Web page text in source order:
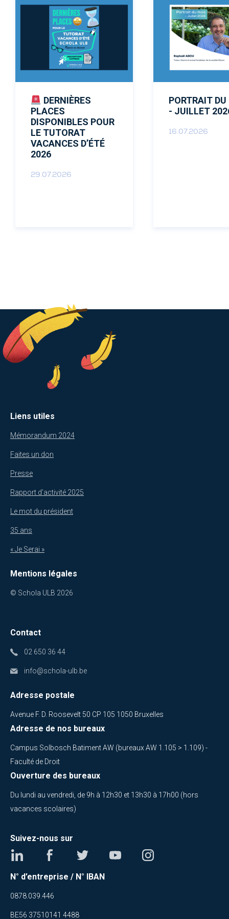
Donateurs
ACTUALITÉS
CONTACT
NOUS SOUTENIR
DERNIÈRES
PLACES
DISPONIBLES POUR
LE TUTORAT
VACANCES D’ÉTÉ
2026
29.07.2026
PORTRAIT
- JUILLET
16.07.2026
Liens utiles
Mémorandum 2024
Faites un don
Presse
Rapport d’activité 2025
Le mot du président
35 ans
« Je Serai »
Mentions légales
© Schola ULB 2026
Contact
02 650 36 44
info@schola-ulb.be
Adresse postale
Avenue F. D. Roosevelt 50 CP 105 1050 Bruxelles
Adresse de nos bureaux
Campus Solbosch Batiment AW (bureaux AW 1.105 > 1.109) -
Faculté de Droit
Ouverture des bureaux
Du lundi au vendredi, de 9h à 12h30 et 13h30 à 17h00 (hors
vacances scolaires)
Suivez-nous sur
N° d’entreprise / N° IBAN
0878.039.446
BE56 37510141 4488